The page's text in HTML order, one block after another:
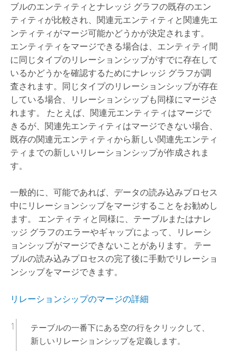
ブルのエンティティとナレッジ グラフの既存のエン
ティティが比較され、関連元エンティティと関連先エ
ンティティがマージ可能かどうかが決定されます。
エンティティをマージできる場合は、エンティティ間
に同じタイプのリレーションシップがすでに存在して
いるかどうかを確認するためにナレッジ グラフが調
査されます。同じタイプのリレーションシップが存在
している場合、リレーションシップも同様にマージさ
れます。 たとえば、関連元エンティティはマージで
きるが、関連先エンティティはマージできない場合、
既存の関連元エンティティから新しい関連先エンティ
ティまでの新しいリレーションシップが作成されま
す。
一般的に、可能であれば、データの読み込みプロセス
中にリレーションシップをマージすることをお勧めし
ます。 エンティティと同様に、テーブルまたはナレ
ッジ グラフのエラーやギャップによって、リレーシ
ョンシップがマージできないことがあります。 テー
ブルの読み込みプロセスの完了後に手動でリレーショ
ンシップをマージできます。
リレーションシップのマージの詳細
テーブルの一番下にある空の行をクリックして、
新しいリレーションシップを定義します。